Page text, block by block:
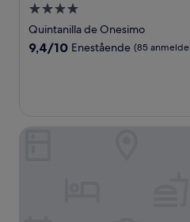
4.0-
stjernet
overnatningssted
Quintanilla de Onesimo
9.4
anmeldelser)
9,4/10 Enestående (85